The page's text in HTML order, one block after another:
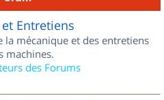
Entretiens
la mécanique et des entretiens
machines.
des Forums